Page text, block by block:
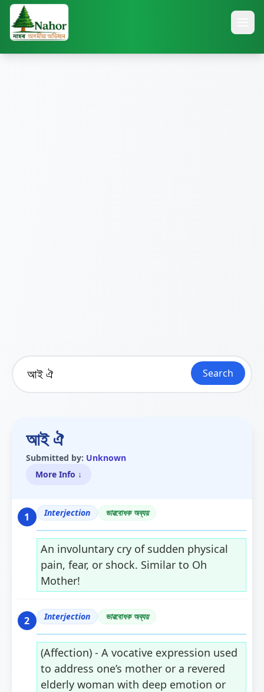
Search
আই ঐ
Submitted by: Unknown
More Info ↓
1 Interjection ভাৱবোধক অব্যয়
An involuntary cry of sudden physical
pain, fear, or shock. Similar to Oh
Mother!
2 Interjection ভাৱবোধক অব্যয়
(Affection) - A vocative expression used
to address one’s mother or a revered
elderly woman with deep emotion or